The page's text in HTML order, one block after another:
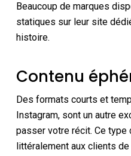
Beaucoup de marques
statiques sur leur site
histoire.
Contenu
Des formats courts et
Instagram, sont un autre
passer votre récit. Ce type
littéralement aux clients